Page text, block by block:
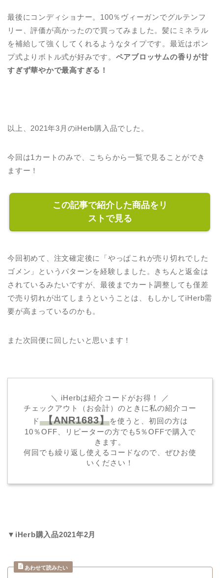
最後にコンディショナー。100％ヴィーガンでグルテンフ
リー、評価が高かったので買ってみました。髪にミネラル
を補給して強くしてくれるようなタイプです。最近はポン
プ式よりボトル式が好みです。 ペアブロッサムの香りが甘
すぎず華やかで最高すぎる！
以上、2021年3月のiHerb購入品でした。
今回は1カートのみで、こちらから一覧で見ることができ
ますー！
この記事で紹介した商品をリ
ストで見る
今回初めて、注文確定後に「やっぱこれが売り切れでした
ゴメン」というパターンを経験しました。きちんと返金は
されているみたいですが、最後までカート調整しても僅差
で売り切れが出てしまうということは、もしかしてiHerb需
要が高まっているのかも。
また次回便に回したいと思います！
＼ iHerbは紹介コードがお得！ ／
チェックアウト（お会計）のときに私の紹介コー
ド【ANR1683】を使うと、初回の方は
10％OFF、リピーターの方でも5％OFFで購入で
きます。
何回でも繰り返し使えるコードなので、ぜひお使
いください！
▼iHerb購入品2021年2月